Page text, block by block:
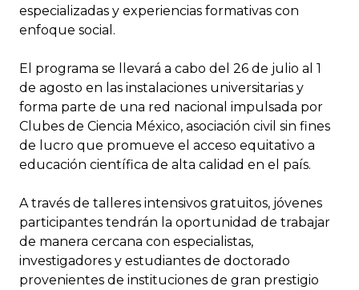
especializadas y experiencias formativas con
enfoque social.
El programa se llevará a cabo del 26 de julio al 1
de agosto en las instalaciones universitarias y
forma parte de una red nacional impulsada por
Clubes de Ciencia México, asociación civil sin fines
de lucro que promueve el acceso equitativo a
educación científica de alta calidad en el país.
A través de talleres intensivos gratuitos, jóvenes
participantes tendrán la oportunidad de trabajar
de manera cercana con especialistas,
investigadores y estudiantes de doctorado
provenientes de instituciones de gran prestigio